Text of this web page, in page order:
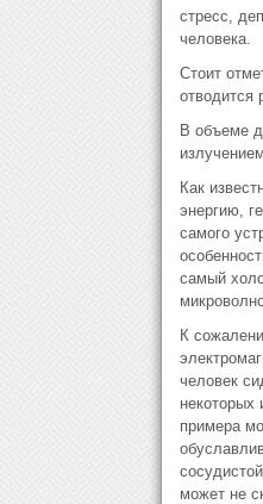
стресс,
человека.
Стоит
отводится
В объеме
Как
энергию,
самого
самый
К
человек
некоторых
примера
может не